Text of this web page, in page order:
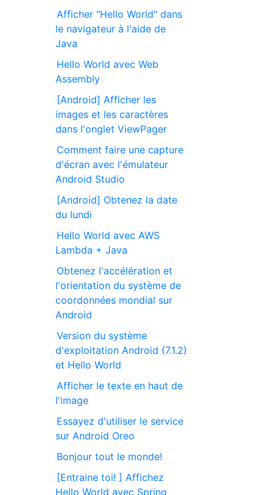
Afficher "Hello World" dans
le navigateur à l'aide de
Java
Hello World avec Web
Assembly
[Android] Afficher les
images et les caractères
dans l'onglet ViewPager
Comment faire une capture
d'écran avec l'émulateur
Android Studio
[Android] Obtenez la date
du lundi
Hello World avec AWS
Lambda + Java
Obtenez l'accélération et
l'orientation du système de
coordonnées mondial sur
Android
Version du système
d'exploitation Android (7.1.2)
et Hello World
Afficher le texte en haut de
l'image
Essayez d'utiliser le service
sur Android Oreo
Bonjour tout le monde!
[Entraine toi! ] Affichez
Hello World avec Spring